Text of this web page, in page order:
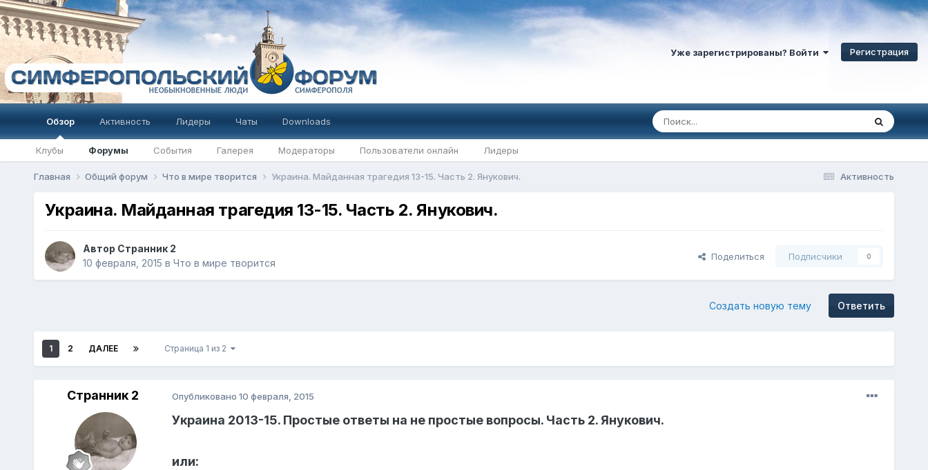
Уже зарегистрированы? Войти Регистрация
Обзор
Клубы Форумы События Галерея Модераторы Пользователи онлайн Лидеры
Активность Лидеры Чаты Downloads
Активность
Главная Общий форум Что в мире творится Украина. Майданная трагедия 13-15. Часть 2. Янукович.
Украина. Майданная трагедия 13-15. Часть 2. Янукович.
Автор Странник 2
10 февраля, 2015 в Что в мире творится
Поделиться Подписчики 0
Ответить
Создать новую тему
1 2 ДАЛЕЕ Страница 1 из 2
Странник 2 Опубликовано 10 февраля, 2015
Украина 2013-15. Простые ответы на не простые вопросы. Часть 2. Янукович.
или: